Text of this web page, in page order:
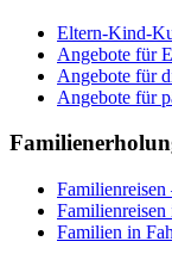
Eltern-Kind-
Angebote für
Angebote für
Angebote für
Familien in